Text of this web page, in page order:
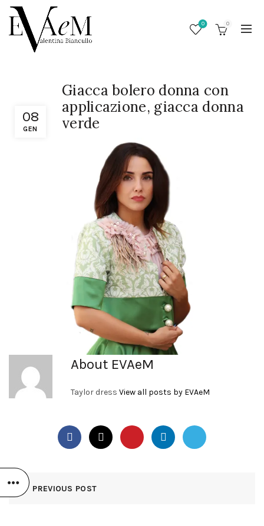
0 0
08
GEN
Giacca bolero donna con
applicazione, giacca donna
verde
About EVAeM
Taylor dress View all posts by EVAeM
PREVIOUS POST